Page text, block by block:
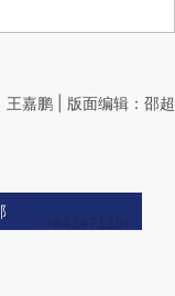
王嘉鹏 | 版面编辑：邵超